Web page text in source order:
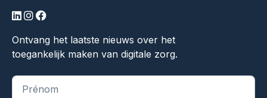
LinkedIn
Instagram
Facebook
Ontvang het laatste nieuws over het
toegankelijk maken van digitale zorg.
"*" indique les champs obligatoires